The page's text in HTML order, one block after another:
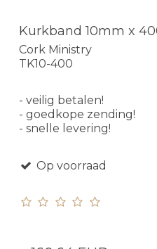
Kurkband 10mm x
Cork Ministry
TK10-400
- veilig betalen!
- goedkope zending!
- snelle levering!
Op voorraad